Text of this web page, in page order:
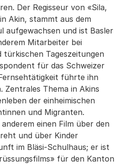
Der Regisseur von «Sila,
Akin, stammt aus dem
aufgewachsen und ist Basler
Mitarbeiter bei
türkischen Tageszeitungen
für das Schweizer
führte ihn
Zentrales Thema in Akins
der einheimischen
und Migranten.
einen Film über den
und über Kinder
im Bläsi-Schulhaus; er ist
für den Kanton